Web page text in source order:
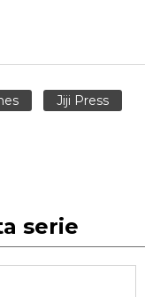
Jiji Press
serie